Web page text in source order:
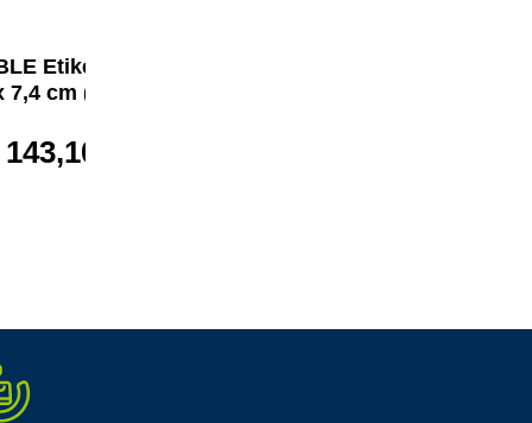
Etikettenhülle
7,4 cm (B x H)
143,10 €*